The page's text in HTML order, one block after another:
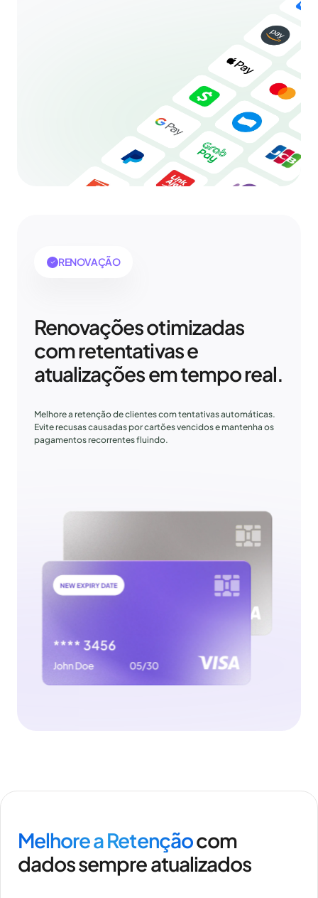
RENOVAÇÃO
Renovações otimizadas
com retentativas e
atualizações em tempo real.
Melhore a retenção de clientes com tentativas automáticas.
Evite recusas causadas por cartões vencidos e mantenha os
pagamentos recorrentes fluindo.
Melhore a Retençãocom
dados sempre atualizados